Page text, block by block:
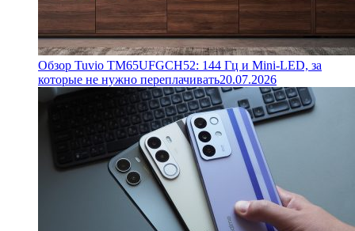
Обзор Tuvio TM65UFGCH52: 144 Гц и Mini-LED, за
которые не нужно переплачивать20.07.2026